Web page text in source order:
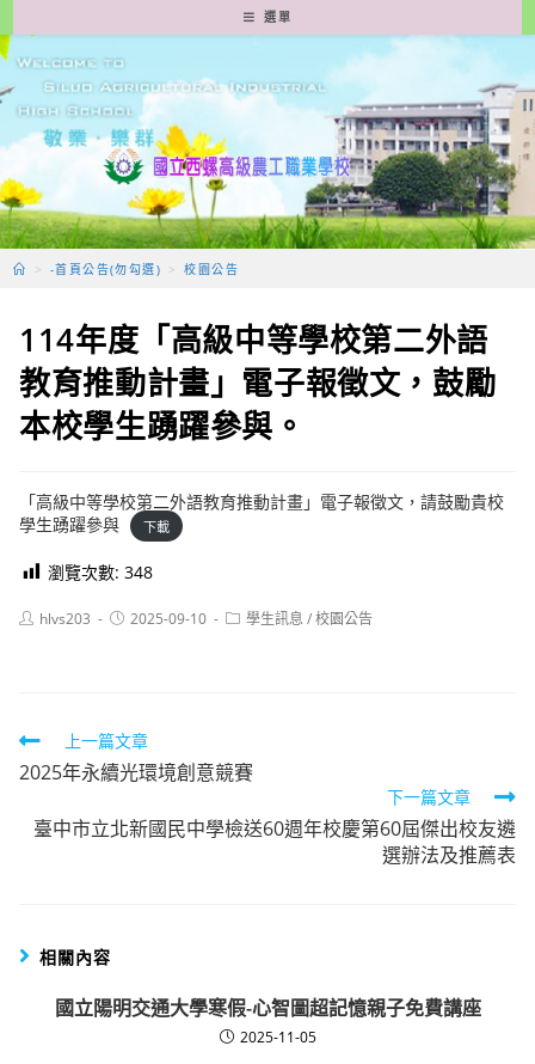
轉
至
要
容
選單
> -首頁公告(勿勾選) > 校園公告
114年度「高級中等學校第二外語
教育推動計畫」電子報徵文，鼓勵
本校學生踴躍參與。
「高級中等學校第二外語教育推動計畫」電子報徵文，請鼓勵貴校
學生踴躍參與
下載
瀏覽次數: 348
Posthlvs203
Post2025-09-10
Post學生訊息 /校園公告
Read
more
articles
上一篇文章
2025年永續光環境創意競賽
下一篇文章
臺中市立北新國民中學檢送60週年校慶第60屆傑出校友遴
選辦法及推薦表
相關內容
國立陽明交通大學寒假-心智圖超記憶親子免費講座
2025-11-05